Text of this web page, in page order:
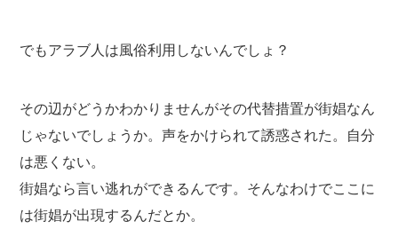
でもアラブ人は風俗利用しないんでしょ？
その辺がどうかわかりませんがその代替措置が街娼なん
じゃないでしょうか。声をかけられて誘惑された。自分
は悪くない。
街娼なら言い逃れができるんです。そんなわけでここに
は街娼が出現するんだとか。